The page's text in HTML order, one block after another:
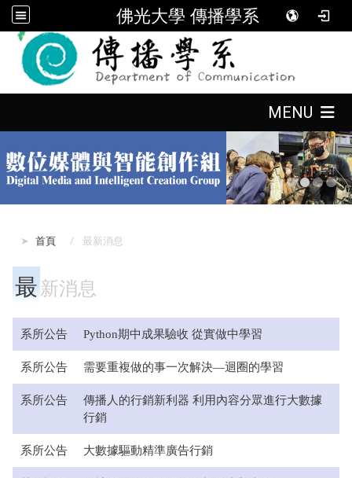
佛光大學 傳播學系
MENU
首頁 最新消息
最新消息
系所公告 Python期中成果驗收 從實做中學習
系所公告 需要重複做的事一次解決—迴圈的學習
系所公告
傳播人的行銷新利器 利用內容分眾進行大數據
行銷
系所公告 大數據驅動精準廣告行銷